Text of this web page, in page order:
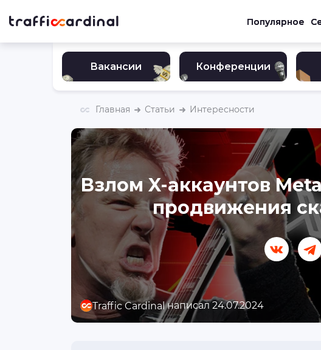
Популярное
Вакансии Конференции
Главная Статьи Интересности
Взлом X-аккаунтов
продвижения
Traffic Cardinalнаписал 24.07.2024